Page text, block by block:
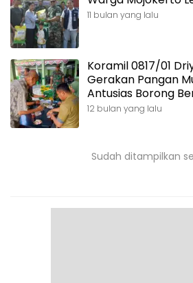
11 bulan yang lalu
Koramil 0817/01
Gerakan Pangan
Antusias Borong
12 bulan yang lalu
Sudah ditampilkan